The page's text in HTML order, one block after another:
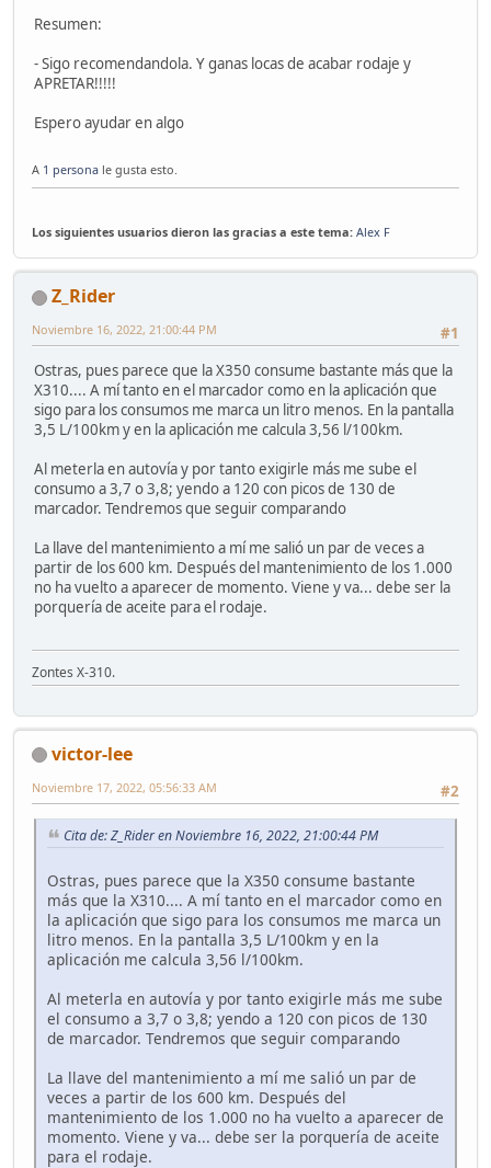
Resumen:
- Sigo recomendandola. Y ganas locas de acabar rodaje y
APRETAR!!!!!
Espero ayudar en algo
A 1 persona le gusta esto.
Los siguientes usuarios dieron las gracias a este tema: Alex F
Z_Rider
#1
Noviembre 16, 2022, 21:00:44 PM
Ostras, pues parece que la X350 consume bastante más que la
X310.... A mí tanto en el marcador como en la aplicación que
sigo para los consumos me marca un litro menos. En la pantalla
3,5 L/100km y en la aplicación me calcula 3,56 l/100km.
Al meterla en autovía y por tanto exigirle más me sube el
consumo a 3,7 o 3,8; yendo a 120 con picos de 130 de
marcador. Tendremos que seguir comparando
La llave del mantenimiento a mí me salió un par de veces a
partir de los 600 km. Después del mantenimiento de los 1.000
no ha vuelto a aparecer de momento. Viene y va... debe ser la
porquería de aceite para el rodaje.
Zontes X-310.
victor-lee
#2
Noviembre 17, 2022, 05:56:33 AM
Cita de: Z_Rider en Noviembre 16, 2022, 21:00:44 PM
Ostras, pues parece que la X350 consume bastante
más que la X310.... A mí tanto en el marcador como en
la aplicación que sigo para los consumos me marca un
litro menos. En la pantalla 3,5 L/100km y en la
aplicación me calcula 3,56 l/100km.
Al meterla en autovía y por tanto exigirle más me sube
el consumo a 3,7 o 3,8; yendo a 120 con picos de 130
de marcador. Tendremos que seguir comparando
La llave del mantenimiento a mí me salió un par de
veces a partir de los 600 km. Después del
mantenimiento de los 1.000 no ha vuelto a aparecer de
momento. Viene y va... debe ser la porquería de aceite
para el rodaje.